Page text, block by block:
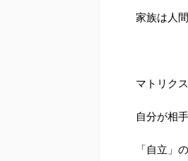
家族は人
マトリク
自分が相
「自立」